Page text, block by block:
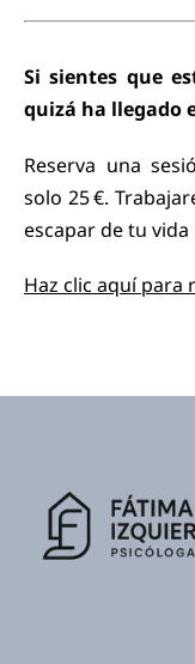
Si sientes que
quizá ha llegado
Reserva una
solo 25 €.
escapar de tu
Haz clic aquí para